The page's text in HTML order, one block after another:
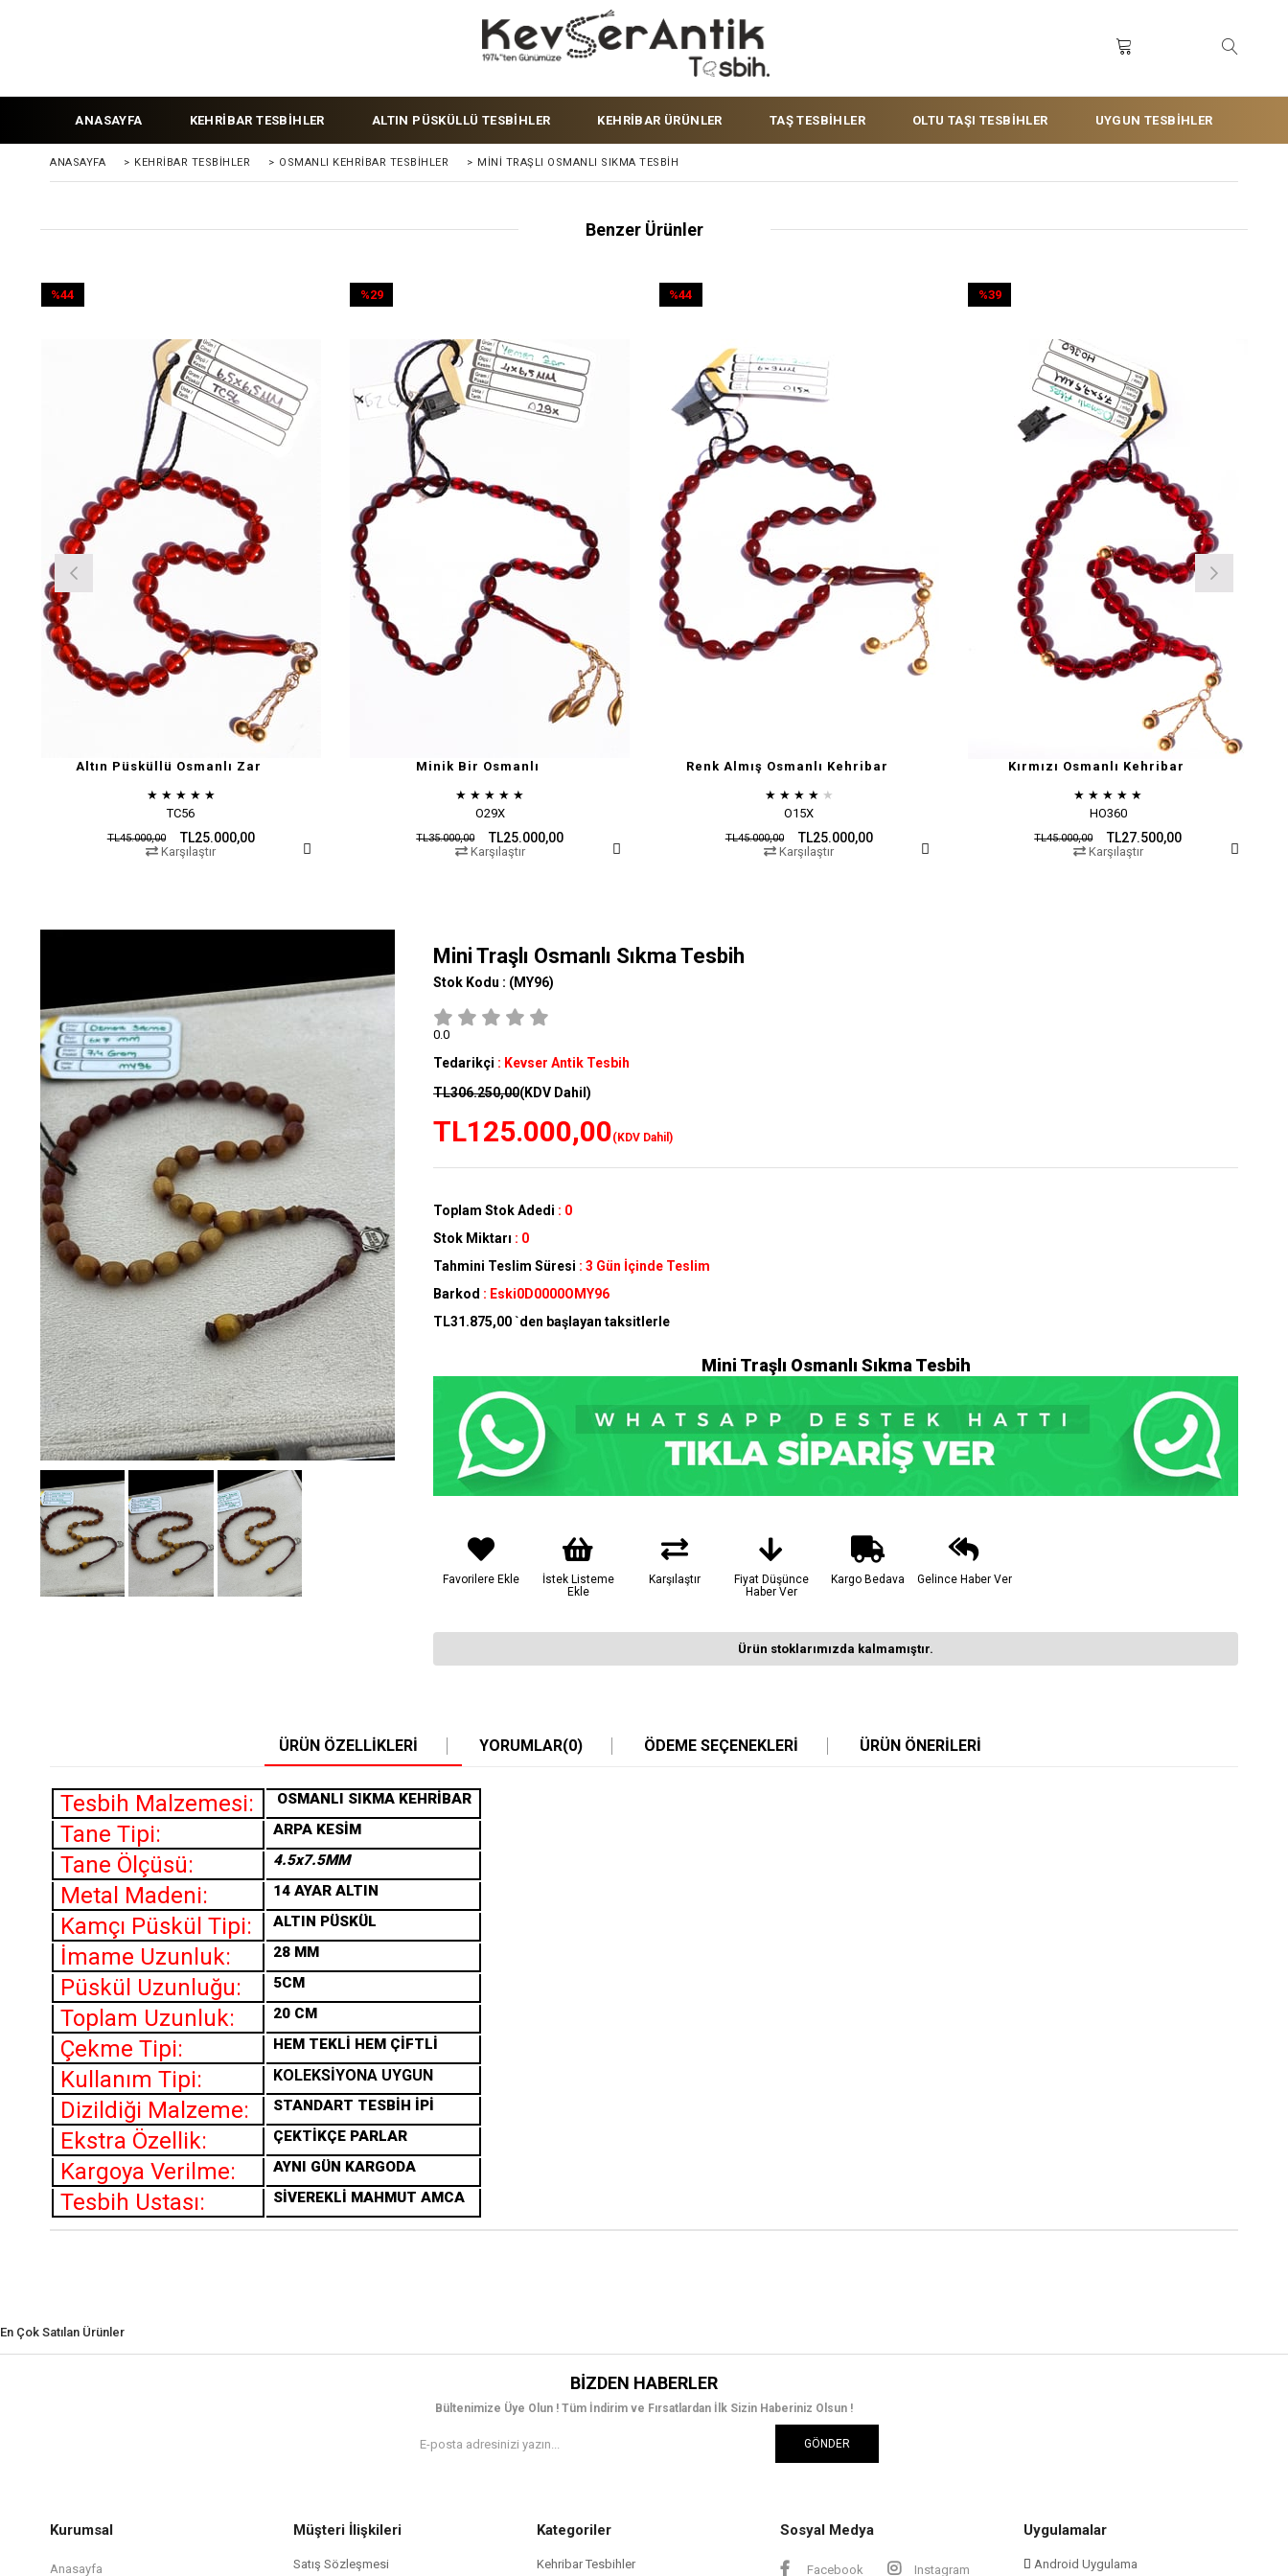
ANASAYFA KEHRİBAR TESBİHLER ALTIN PÜSKÜLLÜ TESBİHLER KEHRİBAR ÜRÜNLER TAŞ TESBİHLER OLTU TAŞI TESBİHLER UYGUN TESBİHLER
ANASAYFA > KEHRIBAR TESBIHLER > OSMANLI KEHRİBAR TESBİHLER > MINI TRAŞLI OSMANLI SIKMA TESBIH
Benzer Ürünler
Altın Püsküllü Osmanlı Zar
★ ★ ★ ★ ★
TC56
TL25.000,00
TL45.000,00
%44
Karşılaştır
Minik Bir Osmanlı
★ ★ ★ ★ ★
O29X
TL25.000,00
TL35.000,00
%29
Karşılaştır
Renk Almış Osmanlı Kehribar
★ ★ ★ ★ ★
O15X
TL25.000,00
TL45.000,00
%44
Karşılaştır
Kırmızı Osmanlı Kehribar
★ ★ ★ ★ ★
HO360
TL27.500,00
TL45.000,00
%39
Karşılaştır
Mini Traşlı Osmanlı Sıkma Tesbih
Stok Kodu : (MY96)
0.0
Tedarikçi : Kevser Antik Tesbih
TL306.250,00(KDV Dahil)
TL125.000,00(KDV Dahil)
Toplam Stok Adedi : 0
Stok Miktarı : 0
Tahmini Teslim Süresi : 3 Gün İçinde Teslim
Barkod : Eski0D0000OMY96
TL31.875,00`den başlayan taksitlerle
Mini Traşlı Osmanlı Sıkma Tesbih
Favorilere Ekle
İstek Listeme
Ekle
Karşılaştır
Fiyat Düşünce
Haber Ver
Kargo Bedava Gelince Haber Ver
Ürün stoklarımızda kalmamıştır.
ÜRÜN ÖZELLIKLERI YORUMLAR(0) ÖDEME SEÇENEKLERI ÜRÜN ÖNERILERI
Tesbih Malzemesi: OSMANLI SIKMA KEHRİBAR
Tane Tipi: ARPA KESİM
Tane Ölçüsü: 4.5x7.5MM
Metal Madeni: 14 AYAR ALTIN
Kamçı Püskül Tipi: ALTIN PÜSKÜL
İmame Uzunluk: 28 MM
Püskül Uzunluğu: 5CM
Toplam Uzunluk: 20 CM
Çekme Tipi: HEM TEKLİ HEM ÇİFTLİ
Kullanım Tipi: KOLEKSİYONA UYGUN
Dizildiği Malzeme: STANDART TESBİH İPİ
Ekstra Özellik: ÇEKTİKÇE PARLAR
Kargoya Verilme: AYNI GÜN KARGODA
Tesbih Ustası: SİVEREKLİ MAHMUT AMCA
En Çok Satılan Ürünler
BIZDEN HABERLER
Bültenimize Üye Olun ! Tüm İndirim ve Fırsatlardan İlk Sizin Haberiniz Olsun !
GÖNDER
Kurumsal
Anasayfa
Müşteri İlişkileri
Satış Sözleşmesi
Kategoriler
Kehribar Tesbihler
Sosyal Medya
Facebook Instagram
Uygulamalar
Android Uygulama